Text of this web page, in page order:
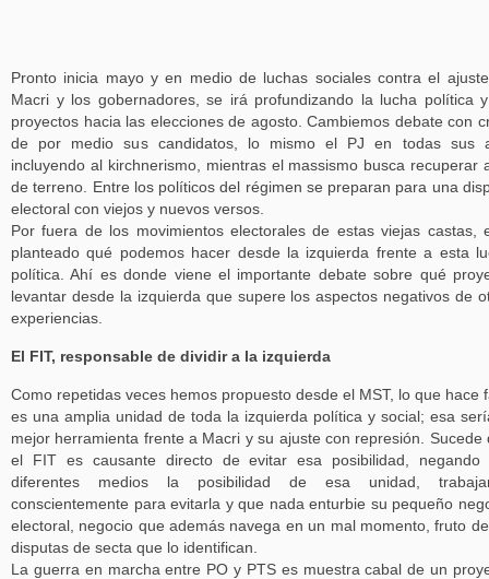
Pronto inicia mayo y en medio de luchas sociales contra el
Macri y los gobernadores, se irá profundizando la lucha política
proyectos hacia las elecciones de agosto. Cambiemos debate con
de por medio sus candidatos, lo mismo el PJ en todas sus
incluyendo al kirchnerismo, mientras el massismo busca recuperar
de terreno. Entre los políticos del régimen se preparan para una
electoral con viejos y nuevos versos.
Por fuera de los movimientos electorales de estas viejas castas,
planteado qué podemos hacer desde la izquierda frente a esta
política. Ahí es donde viene el importante debate sobre qué
levantar desde la izquierda que supere los aspectos negativos de
experiencias.
El FIT, responsable de dividir a la izquierda
Como repetidas veces hemos propuesto desde el MST, lo que hace
es una amplia unidad de toda la izquierda política y social; esa
mejor herramienta frente a Macri y su ajuste con represión. Sucede
el FIT es causante directo de evitar esa posibilidad, negando
diferentes medios la posibilidad de esa unidad,
conscientemente para evitarla y que nada enturbie su pequeño
electoral, negocio que además navega en un mal momento, fruto
disputas de secta que lo identifican.
La guerra en marcha entre PO y PTS es muestra cabal de un